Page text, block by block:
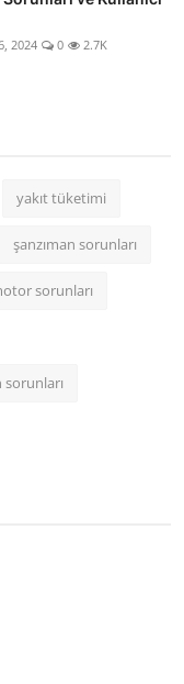
2024 0 2.7K
yakıt tüketimi
şanzıman sorunları
sorunları